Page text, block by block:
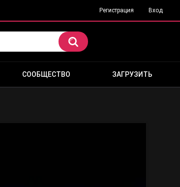
Регистрация Вход
СООБЩЕСТВО ЗАГРУЗИТЬ